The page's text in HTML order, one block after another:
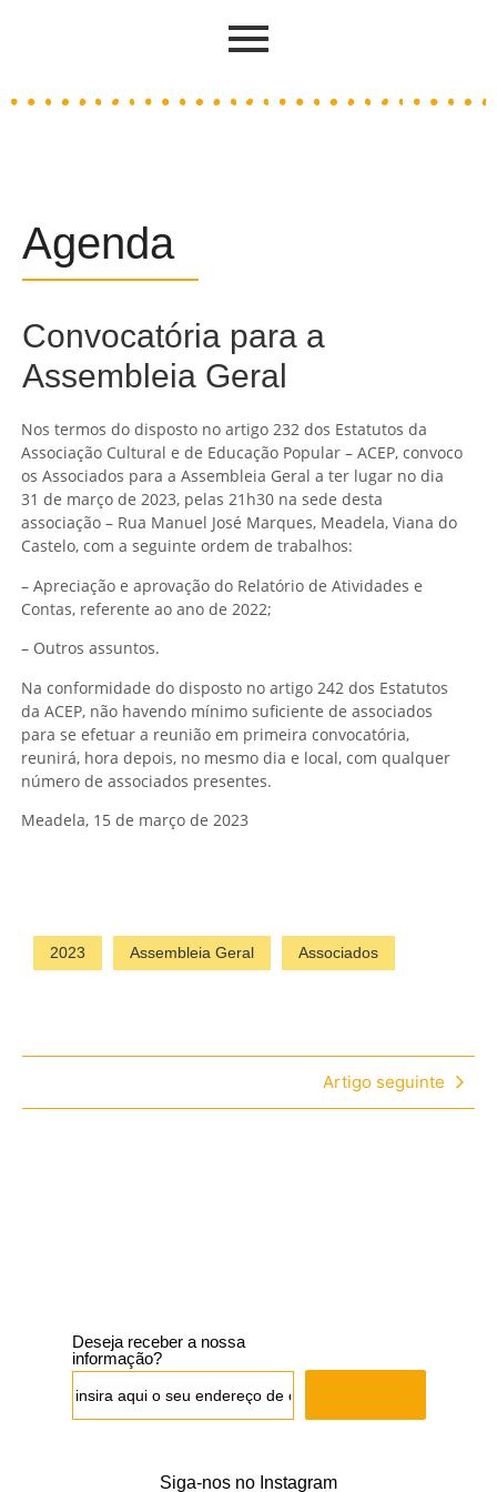
Agenda
Convocatória para a
Assembleia Geral
Nos termos do disposto no artigo 232 dos Estatutos da
Associação Cultural e de Educação Popular – ACEP, convoco
os Associados para a Assembleia Geral a ter lugar no dia
31 de março de 2023, pelas 21h30 na sede desta
associação – Rua Manuel José Marques, Meadela, Viana do
Castelo, com a seguinte ordem de trabalhos:
– Apreciação e aprovação do Relatório de Atividades e
Contas, referente ao ano de 2022;
– Outros assuntos.
Na conformidade do disposto no artigo 242 dos Estatutos
da ACEP, não havendo mínimo suficiente de associados
para se efetuar a reunião em primeira convocatória,
reunirá, hora depois, no mesmo dia e local, com qualquer
número de associados presentes.
Meadela, 15 de março de 2023
2023 Assembleia Geral Associados
Artigo seguinte
Deseja receber a nossa
informação?
Siga-nos no Instagram